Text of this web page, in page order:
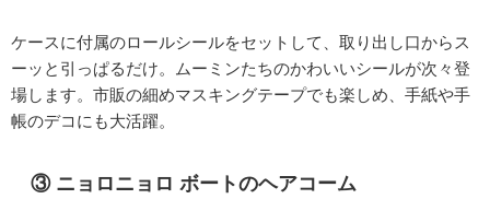
ケースに付属のロールシールをセットして、取り出し口からス
ーッと引っぱるだけ。ムーミンたちのかわいいシールが次々登
場します。市販の細めマスキングテープでも楽しめ、手紙や手
帳のデコにも大活躍。
③ ニョロニョロ ボートのヘアコーム